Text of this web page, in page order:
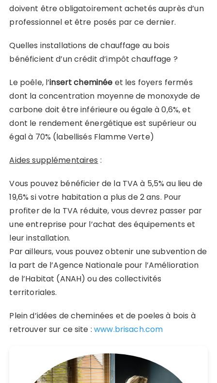
doivent être obligatoirement achetés auprès d’un
professionnel et être posés par ce dernier.
Quelles installations de chauffage au bois
bénéficient d’un crédit d’impôt chauffage ?
Le poêle, l’insert cheminée et les foyers fermés
dont la concentration moyenne de monoxyde de
carbone doit être inférieure ou égale à 0,6%, et
dont le rendement énergétique est supérieur ou
égal à 70% (labellisés Flamme Verte)
Aides supplémentaires :
Vous pouvez bénéficier de la TVA à 5,5% au lieu de
19,6% si votre habitation a plus de 2 ans. Pour
profiter de la TVA réduite, vous devrez passer par
une entreprise pour l’achat des équipements et
leur installation.
Par ailleurs, vous pouvez obtenir une subvention de
la part de l’Agence Nationale pour l’Amélioration
de l’Habitat (ANAH) ou des collectivités
territoriales.
Plein d’idées de cheminées et de poeles à bois à
retrouver sur ce site :www.brisach.com